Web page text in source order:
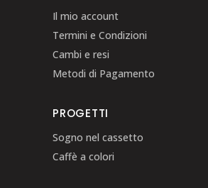
Il mio account
Termini e Condizioni
Cambi e resi
Metodi di Pagamento
PROGETTI
Sogno nel cassetto
Caffè a colori